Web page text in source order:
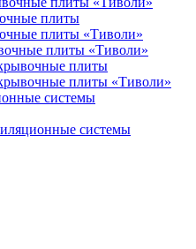
плиты
плиты «Тиволи»
плиты «Тиволи»
плиты
плиты «Тиволи»
системы
системы